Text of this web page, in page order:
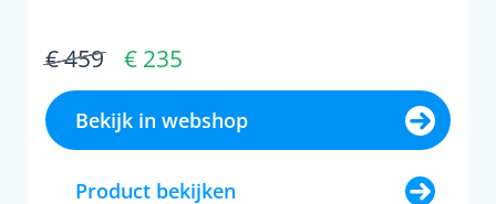
€ 459 € 235
Bekijk in webshop
Product bekijken